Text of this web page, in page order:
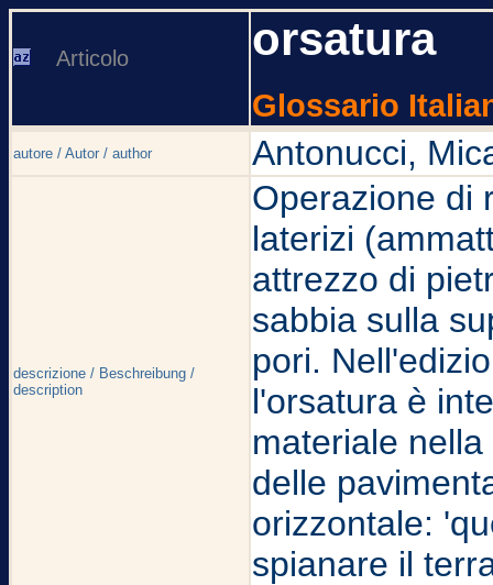
Articolo orsatura
Glossario
autore / Autor / author Antonucci,
descrizione / Beschreibung /
description
Operazione di
laterizi
attrezzo di
sabbia sulla
pori.
l'orsatura è
materiale
delle
orizzontale:
spianare il